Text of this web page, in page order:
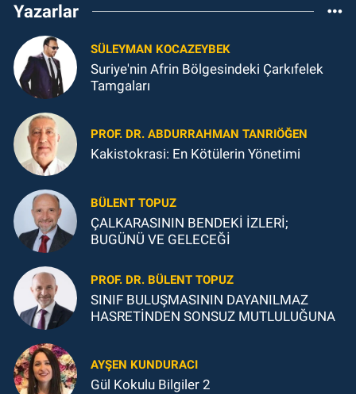
Yazarlar
SÜLEYMAN KOCAZEYBEK
Suriye'nin Afrin Bölgesindeki Çarkıfelek
Tamgaları
PROF. DR. ABDURRAHMAN TANRIÖĞEN
Kakistokrasi: En Kötülerin Yönetimi
BÜLENT TOPUZ
ÇALKARASININ BENDEKİ İZLERİ;
BUGÜNÜ VE GELECEĞİ
PROF. DR. BÜLENT TOPUZ
SINIF BULUŞMASININ DAYANILMAZ
HASRETİNDEN SONSUZ MUTLULUĞUNA
AYŞEN KUNDURACI
Gül Kokulu Bilgiler 2